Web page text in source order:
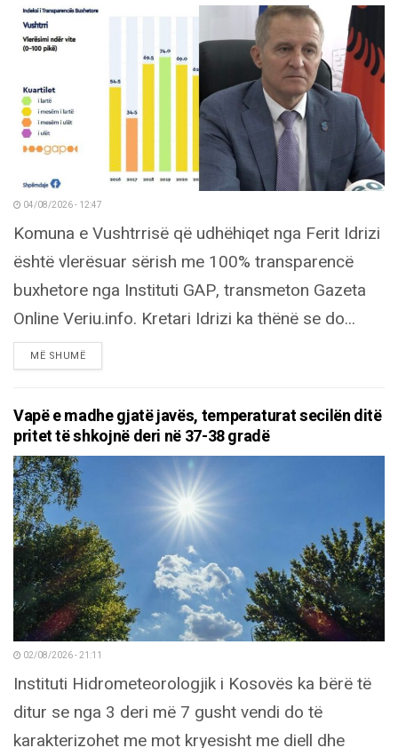
04/08/2026 - 12:47
Komuna e Vushtrrisë që udhëhiqet nga Ferit Idrizi
është vlerësuar sërish me 100% transparencë
buxhetore nga Instituti GAP, transmeton Gazeta
Online Veriu.info. Kretari Idrizi ka thënë se do...
MË SHUMËDETAILS
Vapë e madhe gjatë javës, temperaturat secilën ditë
pritet të shkojnë deri në 37-38 gradë
02/08/2026 - 21:11
Instituti Hidrometeorologjik i Kosovës ka bërë të
ditur se nga 3 deri më 7 gusht vendi do të
karakterizohet me mot kryesisht me diell dhe